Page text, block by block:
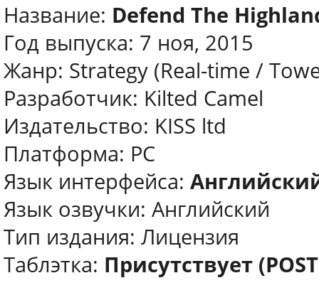
Название: Defend The
Год выпуска: 7 ноя, 2015
Жанр: Strategy (Real-time /
Разработчик: Kilted Camel
Издательство: KISS ltd
Платформа: РС
Язык интерфейса:
Язык озвучки: Английский
Тип издания: Лицензия
Таблэтка: Присутствует